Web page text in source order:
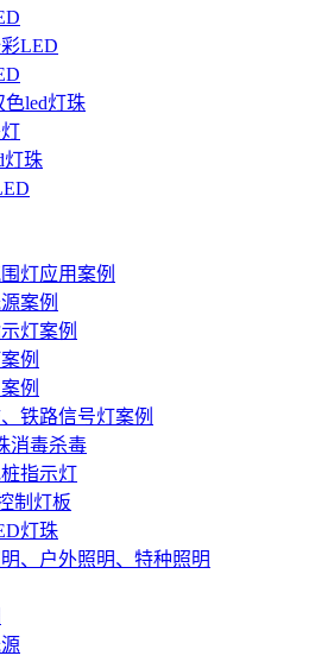
LED
色led灯珠
灯珠
灯应用案例
案例
灯案例
例
例
铁路信号灯案例
消毒杀毒
指示灯
制灯板
灯珠
、户外照明、特种照明